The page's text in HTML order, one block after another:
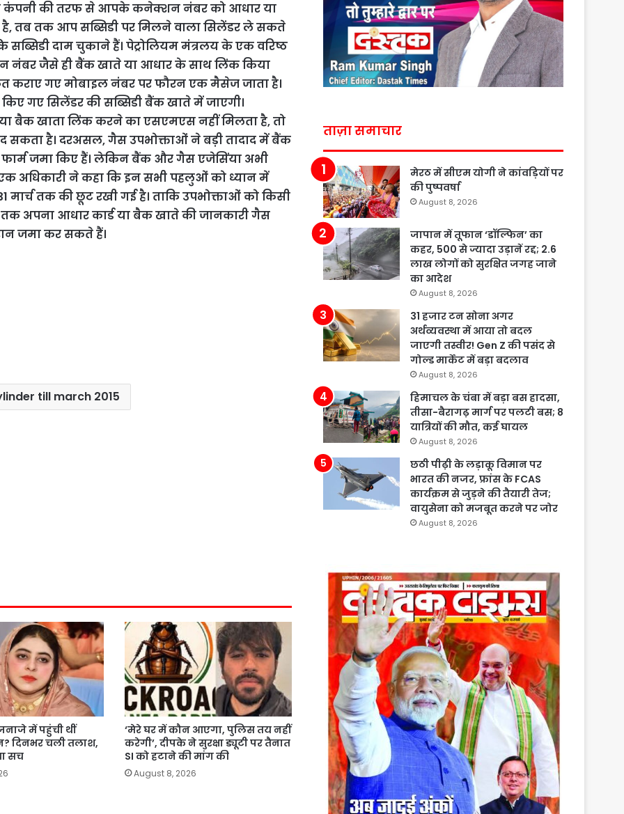
कंपनी की तरफ से आपके कनेक्शन नंबर को आधार या
तब तक आप सब्सिडी पर मिलने वाला सिलेंडर ले सकते
दाम चुकाने हैं। पेट्रोलियम मंत्रलय के एक वरिष्ठ
नंबर जैसे ही बैंक खाते या आधार के साथ लिंक किया
कराए गए मोबाइल नंबर पर फौरन एक मैसेज जाता है।
गए सिलेंडर की सब्सिडी बैंक खाते में जाएगी।
बैक खाता लिंक करने का एसएमएस नहीं मिलता है, तो
सकता है। दरअसल, गैस उपभोक्ताओं ने बड़ी तादाद में बैंक
जमा किए हैं। लेकिन बैंक और गैस एजेसिंया अभी
एक अधिकारी ने कहा कि इन सभी पहलुओं को ध्यान में
तक की छूट रखी गई है। ताकि उपभोक्ताओं को किसी
तक अपना आधार कार्ड या बैक खाते की जानकारी गैस
जमा कर सकते हैं।
till march 2015
में पहुंची थीं
दिनभर चली तलाश,
सच
‘मेरे घर में कौन आएगा, पुलिस तय नहीं
करेगी’, दीपके ने सुरक्षा ड्यूटी पर तैनात
SI को हटाने की मांग की
August 8, 2026
ताज़ा समाचार
मेरठ में सीएम योगी ने कांवड़ियों पर
की पुष्पवर्षा
August 8, 2026
जापान में तूफान ‘डॉल्फिन’ का
कहर, 500 से ज्यादा उड़ानें रद्द; 2.6
लाख लोगों को सुरक्षित जगह जाने
का आदेश
August 8, 2026
31 हजार टन सोना अगर
अर्थव्यवस्था में आया तो बदल
जाएगी तस्वीर! Gen Z की पसंद से
गोल्ड मार्केट में बड़ा बदलाव
August 8, 2026
हिमाचल के चंबा में बड़ा बस हादसा,
तीसा-बैरागढ़ मार्ग पर पलटी बस; 8
यात्रियों की मौत, कई घायल
August 8, 2026
छठी पीढ़ी के लड़ाकू विमान पर
भारत की नजर, फ्रांस के FCAS
कार्यक्रम से जुड़ने की तैयारी तेज;
वायुसेना को मजबूत करने पर जोर
August 8, 2026